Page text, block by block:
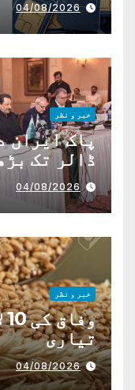
04/08/2026
خبر و نظر
ڈالر تک
04/08/2026
خبر و نظر
تیاری
04/08/2026